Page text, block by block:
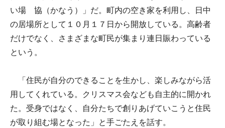
い場 協（かなう）」だ。町内の空き家を利用し、日中
の居場所として１０月１７日から開放している。高齢者
だけでなく、さまざまな町民が集まり連日賑わっている
という。
「住民が自分のできることを生かし、楽しみながら活
用してくれている。クリスマス会なども自主的に開かれ
た。受身ではなく、自分たちで創りあげていこうと住民
が取り組む場となった」と手ごたえを話す。